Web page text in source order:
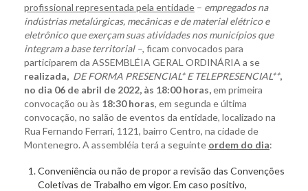
profissional representada pela entidade – empregados na
indústrias metalúrgicas, mecânicas e de material elétrico e
eletrônico que exerçam suas atividades nos municípios que
integram a base territorial –, ficam convocados para
participarem da ASSEMBLÉIA GERAL ORDINÁRIA a se
realizada, DE FORMA PRESENCIAL* E TELEPRESENCIAL**,
no dia 06 de abril de 2022, às 18:00 horas,em primeira
convocação ou às 18:30 horas, em segunda e última
convocação, no salão de eventos da entidade, localizado na
Rua Fernando Ferrari, 1121, bairro Centro, na cidade de
Montenegro. A assembléia terá a seguinte ordem do dia:
Conveniência ou não de propor a revisão das Convenções
Coletivas de Trabalho em vigor. Em caso positivo,